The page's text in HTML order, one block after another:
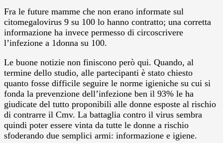
Fra le future mamme che non erano informate sul
citomegalovirus 9 su 100 lo hanno contratto; una corretta
informazione ha invece permesso di circoscrivere
l’infezione a 1donna su 100.
Le buone notizie non finiscono però qui. Quando, al
termine dello studio, alle partecipanti è stato chiesto
quanto fosse difficile seguire le norme igieniche su cui si
fonda la prevenzione dell’infezione ben il 93% le ha
giudicate del tutto proponibili alle donne esposte al rischio
di contrarre il Cmv. La battaglia contro il virus sembra
quindi poter essere vinta da tutte le donne a rischio
sfoderando due semplici armi: informazione e igiene.